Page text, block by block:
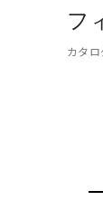
フ
カタ